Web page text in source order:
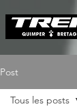
Post
Tous les posts